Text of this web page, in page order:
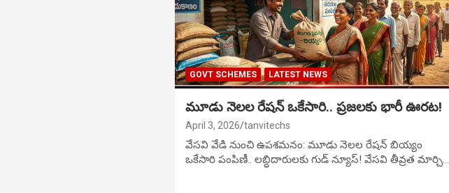
GOVT SCHEMES LATEST NEWS
మూడు నెలల రేషన్ ఒకేసారి.. ప్రజలకు భారీ ఊరట!
April 3, 2026 tanvitechs
వేసవి వేడి నుంచి ఉపశమనం: మూడు నెలల రేషన్ బియ్యం
ఒకేసారి పంపిణీ.. లబ్ధిదారులకు గుడ్ న్యూస్! వేసవి తీవ్రత మార్చి…